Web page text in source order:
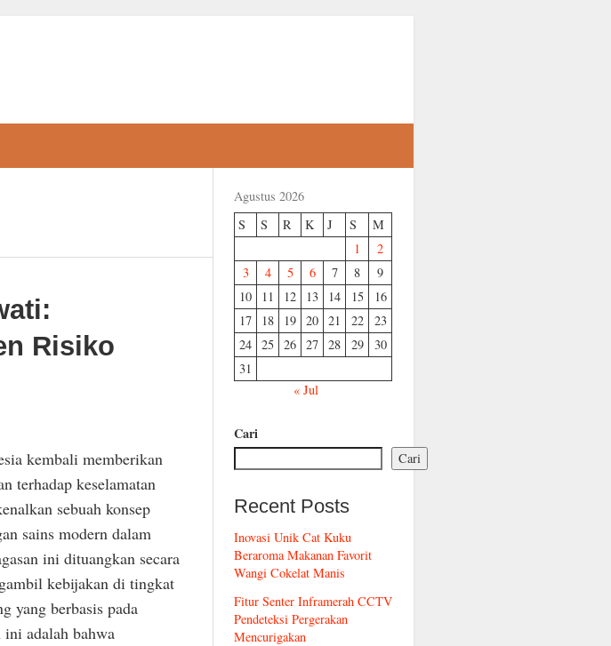
Risiko
kembali memberikan
terhadap keselamatan
sebuah konsep
sains modern dalam
ini dituangkan secara
kebijakan di tingkat
yang berbasis pada
adalah bahwa
Agustus 2026
S
S R K J S
M
1
2
3
4 5 6 7 8
9
10
11 12 13 14 15
16
17
18 19 20 21 22
23
24 25 26 27 28 29
30
31
« Jul
Cari
Cari
Recent Posts
Inovasi Unik Cat Kuku
Beraroma Makanan Favorit
Wangi Cokelat Manis
Fitur Senter Inframerah CCTV
Pendeteksi Pergerakan
Mencurigakan